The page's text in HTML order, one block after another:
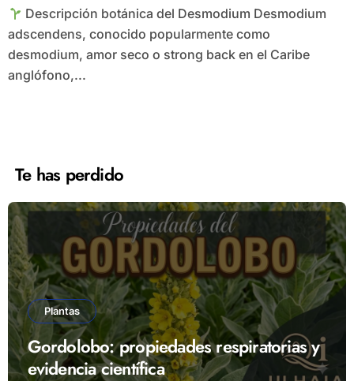
Descripción botánica del Desmodium Desmodium
adscendens, conocido popularmente como
desmodium, amor seco o strong back en el Caribe
anglófono,...
Te has perdido
Plantas
Gordolobo: propiedades respiratorias y
evidencia científica